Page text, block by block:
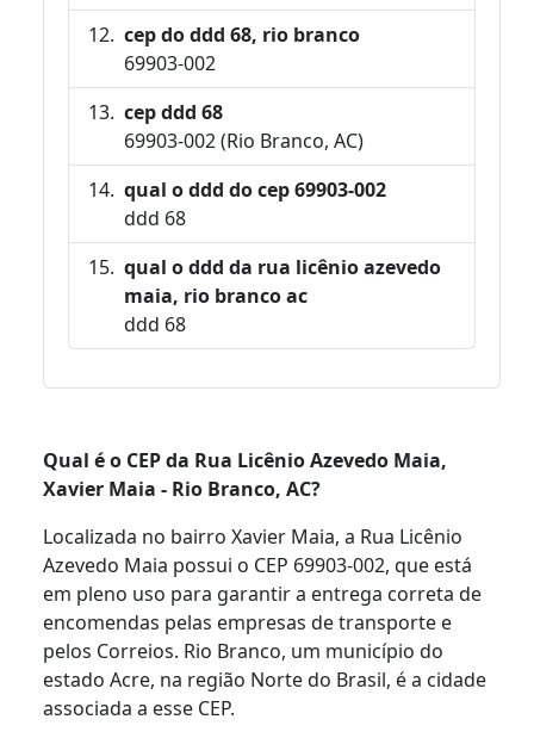
cep do ddd 68, rio branco
69903-002
cep ddd 68
69903-002 (Rio Branco, AC)
qual o ddd do cep 69903-002
ddd 68
qual o ddd da rua licênio azevedo
maia, rio branco ac
ddd 68
Qual é o CEP da Rua Licênio Azevedo Maia,
Xavier Maia - Rio Branco, AC?
Localizada no bairro Xavier Maia, a Rua Licênio
Azevedo Maia possui o CEP 69903-002, que está
em pleno uso para garantir a entrega correta de
encomendas pelas empresas de transporte e
pelos Correios. Rio Branco, um município do
estado Acre, na região Norte do Brasil, é a cidade
associada a esse CEP.